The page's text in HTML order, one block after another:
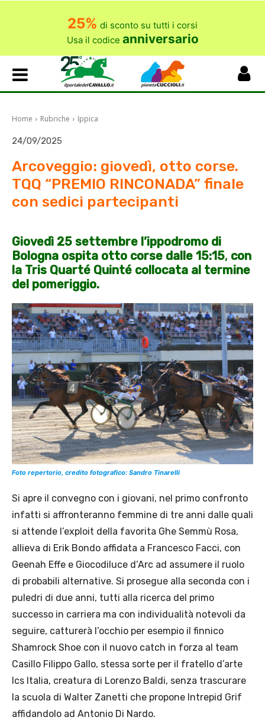
25% di sconto su tutti i corsi
Usa il codice anniversario
Home Rubriche Ippica
24/09/2025
Arcoveggio: giovedì, otto corse.
TQQ “PREMIO RINCONADA” finale
con sedici partecipanti
Giovedì 25 settembre l’ippodromo di
Bologna ospita otto corse dalle 15:15, con
la Tris Quarté Quinté collocata al termine
del pomeriggio.
Foto repertorio, credito fotografico: Sandro Tinarelli
Si apre il convegno con i giovani, nel primo confronto
infatti si affronteranno femmine di tre anni dalle quali
si attende l’exploit della favorita Ghe Semmù Rosa,
allieva di Erik Bondo affidata a Francesco Facci, con
Geenah Effe e Giocodiluce d’Arc ad assumere il ruolo
di probabili alternative. Si prosegue alla seconda con i
puledri di due anni, tutti alla ricerca del primo
successo in carriera ma con individualità notevoli da
seguire, catturerà l’occhio per esempio il finnico
Shamrock Shoe con il nuovo catch in forza al team
Casillo Filippo Gallo, stessa sorte per il fratello d’arte
Ics Italia, creatura di Lorenzo Baldi, senza trascurare
la scuola di Walter Zanetti che propone Intrepid Grif
affidandolo ad Antonio Di Nardo.